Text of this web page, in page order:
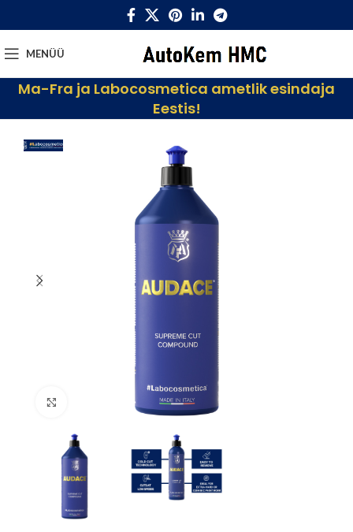
MENÜÜ
Ma-Fra ja Labocosmetica ametlik esindaja
Eestis!
Click to enlarge